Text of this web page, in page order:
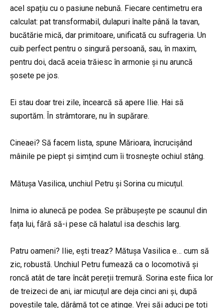
acel spațiu cu o pasiune nebună. Fiecare centimetru era
calculat: pat transformabil, dulapuri înalte până la tavan,
bucătărie mică, dar primitoare, unificată cu sufrageria. Un
cuib perfect pentru o singură persoană, sau, în maxim,
pentru doi, dacă aceia trăiesc în armonie și nu aruncă
șosete pe jos.
Ei stau doar trei zile, încearcă să apere Ilie. Hai să
suportăm. În strâmtorare, nu în supărare.
Cineaei? Să facem lista, spune Mărioara, încrucișând
mâinile pe piept și simțind cum îi trosnește ochiul stâng.
Mătușa Vasilica, unchiul Petru și Sorina cu micuțul.
Inima io alunecă pe podea. Se prăbușește pe scaunul din
fața lui, fără să-i pese că halatul isa deschis larg.
Patru oameni? Ilie, ești treaz? Mătușa Vasilica e… cum să
zic, robustă. Unchiul Petru fumează ca o locomotivă și
roncă atât de tare încât pereții tremură. Sorina este fiica lor
de treizeci de ani, iar micuțul are deja cinci ani și, după
poveștile tale, dărâmă tot ce atinge. Vrei săi aduci pe toți